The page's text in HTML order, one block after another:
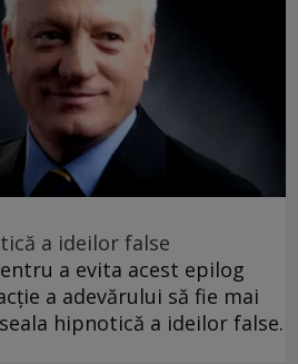
a ideilor false
a evita acest epilog
a adevărului să fie mai
hipnotică a ideilor false.